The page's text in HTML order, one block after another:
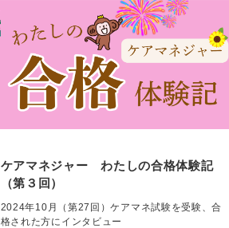
ケアマネジャー わたしの合格体験記
（第３回）
2024年10月（第27回）ケアマネ試験を受験、合
格された方にインタビュー